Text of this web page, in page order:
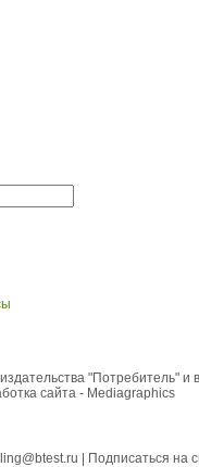
"Потребитель" и
сайта - Mediagraphics
| Подписаться на